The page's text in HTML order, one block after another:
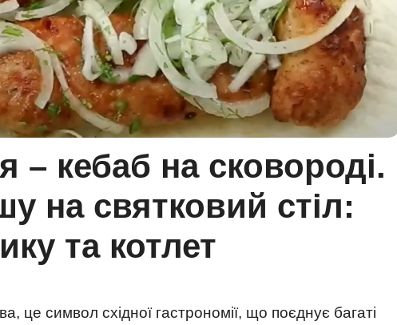
– кебаб на сковороді.
на святковий стіл:
та котлет
це символ східної гастрономії, що поєднує багаті